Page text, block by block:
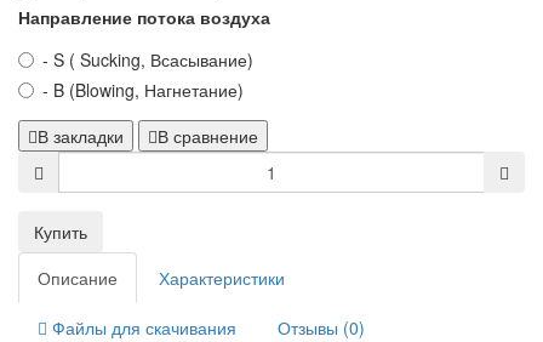
Направление потока воздуха
- S ( Sucking, Всасывание)
- B (Blowing, Нагнетание)
В закладки
В сравнение
Купить
Описание
Характеристики
Файлы для скачивания Отзывы (0)